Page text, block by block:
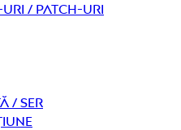
uri / Patch-uri
/ Ser